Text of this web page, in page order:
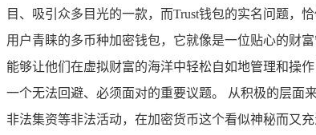
目、吸引众多目光的一款，而Trust钱包的实名问题，
用户青睐的多币种加密钱包，它就像是一位贴心的财
能够让他们在虚拟财富的海洋中轻松自如地管理和操
一个无法回避、必须面对的重要议题。 从积极的层面
非法集资等非法活动，在加密货币这个看似神秘而又